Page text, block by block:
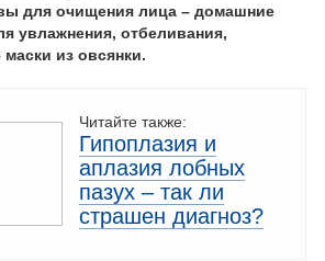
для очищения лица – домашние
увлажнения, отбеливания,
из овсянки.
Читайте также:
Гипоплазия и
аплазия лобных
пазух – так ли
страшен диагноз?